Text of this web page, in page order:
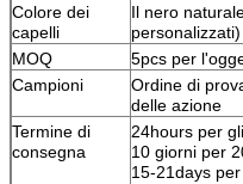
Colore dei
capelli
Il nero
personalizzati)
MOQ
5pcs per
Campioni
Ordine di
delle azione
Termine di
consegna
24hours per
10 giorni per
15-21days